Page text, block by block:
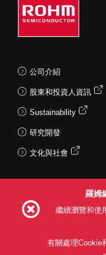
公司介紹
股東和投資人資訊
Sustainability
研究開發
文化與社會
羅姆
繼續瀏覽和使
有關處理Cookie